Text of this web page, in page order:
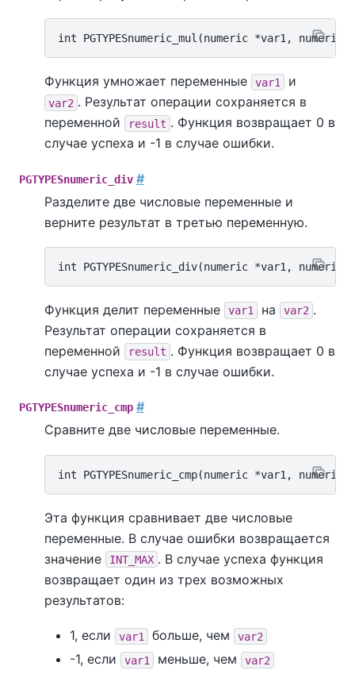
Функция умножает переменные var1 и
var2 . Результат операции сохраняется в
переменной
result . Функция возвращает 0 в
случае успеха и -1 в случае ошибки.
PGTYPESnumeric_div #
Разделите две числовые переменные и
верните результат в третью переменную.
Функция делит переменные var1 на var2 .
Результат операции сохраняется в
переменной
result . Функция возвращает 0 в
случае успеха и -1 в случае ошибки.
PGTYPESnumeric_cmp #
Сравните две числовые переменные.
Эта функция сравнивает две числовые
переменные. В случае ошибки возвращается
значение
INT_MAX . В случае успеха функция
возвращает один из трех возможных
результатов:
1, если var1 больше, чем var2
-1, если var1 меньше, чем var2